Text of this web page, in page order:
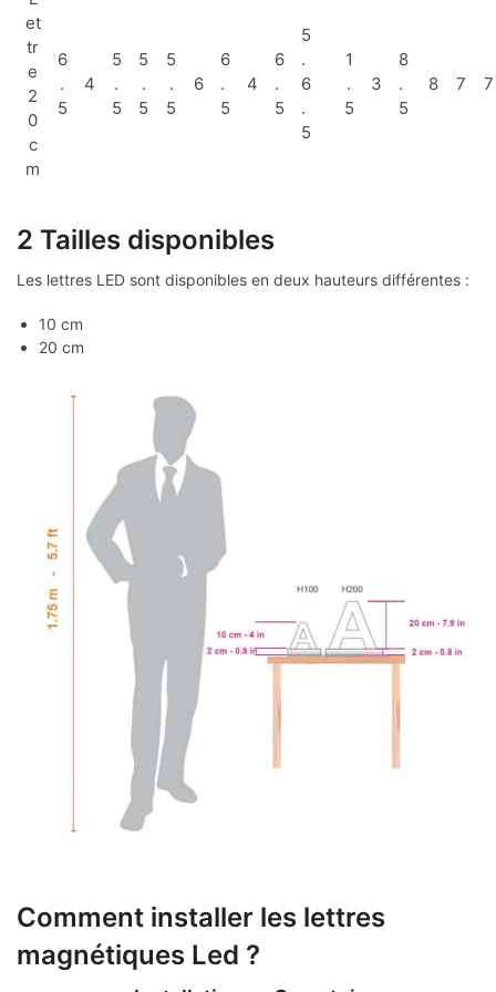
et
tr
e
2
0
c
m
6
.
5
4
5
.
5
5
.
5
5
.
5
6
6
.
5
4
6
.
5
5
.
6
.
5
1
.
5
3
8
.
5
8 7 7
2 Tailles disponibles
Les lettres LED sont disponibles en deux hauteurs différentes :
10 cm
20 cm
Comment installer les lettres
magnétiques Led ?